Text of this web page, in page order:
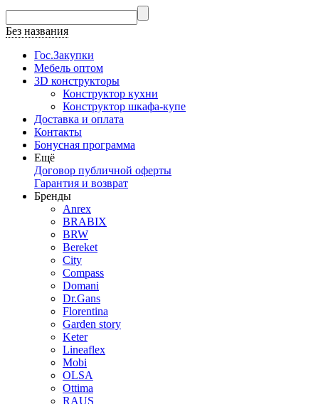
Без названия
Гос.Закупки
Мебель оптом
3D конструкторы
Конструктор кухни
Конструктор шкафа-купе
Доставка и оплата
Контакты
Бонусная программа
Ещё
Договор публичной оферты
Гарантия и возврат
Бренды
Anrex
BRABIX
BRW
Bereket
City
Compass
Domani
Dr.Gans
Florentina
Garden story
Keter
Lineaflex
Mobi
OLSA
Ottima
RAUS